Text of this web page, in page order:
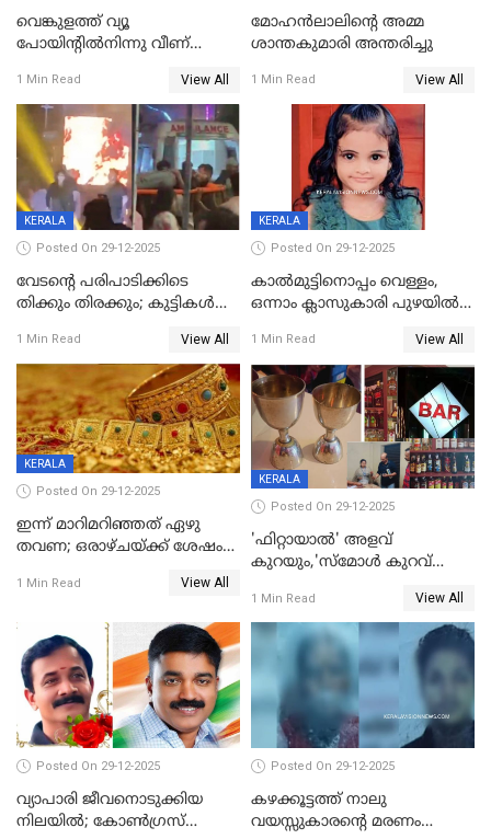
വെങ്കുളത്ത് വ്യൂ
പോയിന്റിൽനിന്നു വീണ്
1 Min Read View All
മോഹന്‍ലാലിന്‍റെ അമ്മ
ശാന്തകുമാരി അന്തരിച്ചു
1 Min Read View All
KERALA
Posted On 29-12-2025
വേടന്റെ പരിപാടിക്കിടെ
തിക്കും തിരക്കും; കുട്ടികള്‍
പരിക്ക്; പാളം മറികടന്ന
യുവാവ് ട്രെയിന്‍ തട്ടി മരിച്ചു
1 Min Read View All
KERALA
Posted On 29-12-2025
കാൽമുട്ടിനൊപ്പം വെള്ളം,
ഒന്നാം ക്ലാസുകാരി പുഴയിൽ
കുട്ടികൾക്കൊപ്പം
കളിക്കുന്നതിനിടെ
1 Min Read View All
KERALA
Posted On 29-12-2025
ഇന്ന് മാറിമറിഞ്ഞത് ഏഴു
തവണ; ഒരാഴ്ചയ്ക്ക് ശേഷം
1 Min Read View All
KERALA
Posted On 29-12-2025
'ഫിറ്റായാൽ' അളവ്
കുറയും,'സ്‌മോൾ കുറവ്
പിഴ
1 Min Read View All
Posted On 29-12-2025
വ്യാപാരി ജീവനൊടുക്കിയ
നിലയില്‍; കോണ്‍ഗ്രസ്
Posted On 29-12-2025
കഴക്കൂട്ടത്ത് നാലു
വയസ്സുകാരന്റെ മരണം